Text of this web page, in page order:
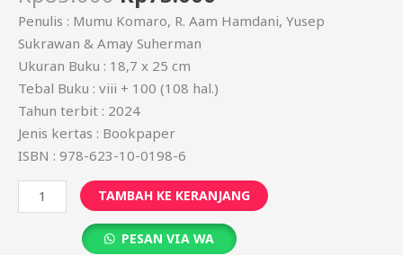
Penulis : Mumu Komaro, R. Aam Hamdani, Yusep
Sukrawan & Amay Suherman
Ukuran Buku : 18,7 x 25 cm
Tebal Buku : viii + 100 (108 hal.)
Tahun terbit : 2024
Jenis kertas : Bookpaper
ISBN : 978-623-10-0198-6
TAMBAH KE KERANJANG
PESAN VIA WA